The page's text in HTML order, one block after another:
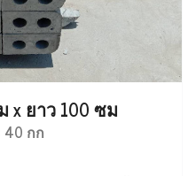
x ยาว 100 ซม
กก